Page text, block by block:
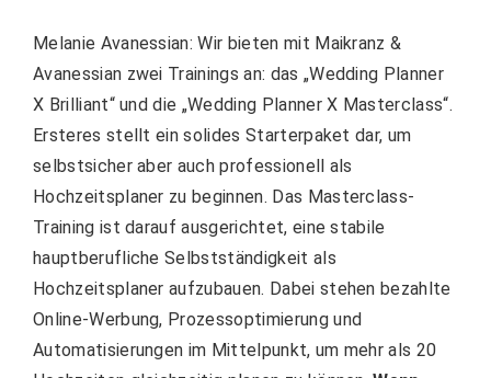
Melanie Avanessian: Wir bieten mit Maikranz &
Avanessian zwei Trainings an: das „Wedding Planner
X Brilliant“ und die „Wedding Planner X Masterclass“.
Ersteres stellt ein solides Starterpaket dar, um
selbstsicher aber auch professionell als
Hochzeitsplaner zu beginnen. Das Masterclass-
Training ist darauf ausgerichtet, eine stabile
hauptberufliche Selbstständigkeit als
Hochzeitsplaner aufzubauen. Dabei stehen bezahlte
Online-Werbung, Prozessoptimierung und
Automatisierungen im Mittelpunkt, um mehr als 20